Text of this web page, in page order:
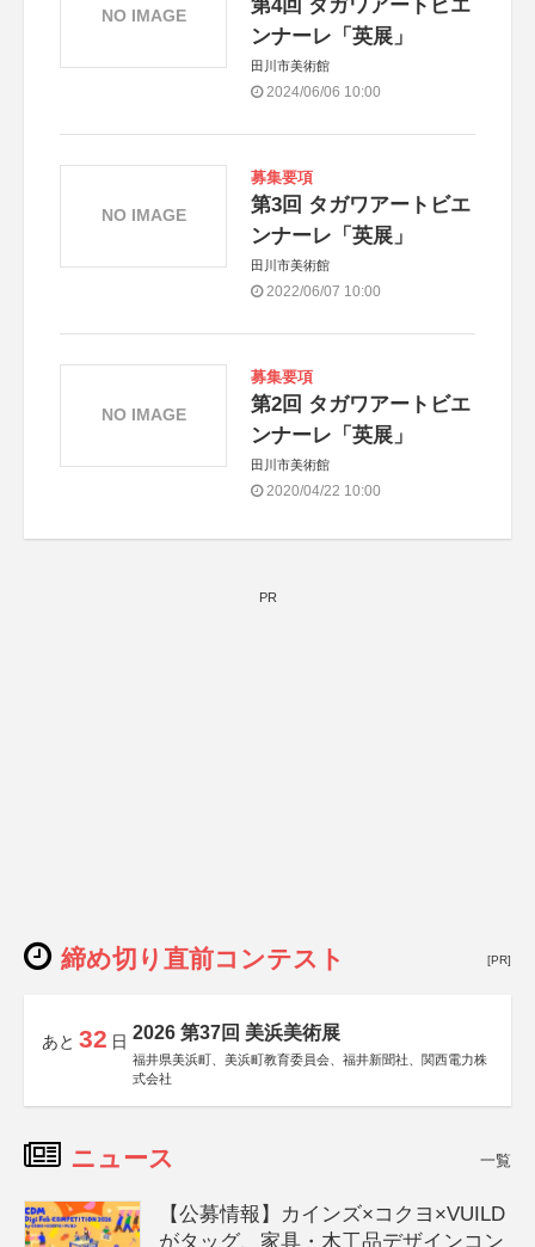
第4回 タガワアートビエ
ンナーレ「英展」
田川市美術館
2024/06/06 10:00
NO IMAGE
募集要項
第3回 タガワアートビエ
ンナーレ「英展」
田川市美術館
2022/06/07 10:00
NO IMAGE
募集要項
第2回 タガワアートビエ
ンナーレ「英展」
田川市美術館
2020/04/22 10:00
NO IMAGE
PR
締め切り直前コンテスト [PR]
あと 32 日 2026 第37回 美浜美術展
福井県美浜町、美浜町教育委員会、福井新聞社、関西電力株
式会社
ニュース 一覧
【公募情報】カインズ×コクヨ×VUILD
がタッグ、家具・木工品デザインコン